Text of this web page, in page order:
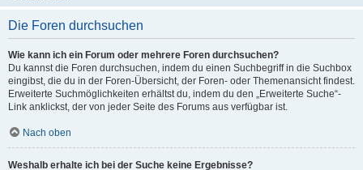
Die Foren durchsuchen
Wie kann ich ein Forum oder mehrere Foren durchsuchen?
Du kannst die Foren durchsuchen, indem du einen Suchbegriff in die Suchbox
eingibst, die du in der Foren-Übersicht, der Foren- oder Themenansicht findest.
Erweiterte Suchmöglichkeiten erhältst du, indem du den „Erweiterte Suche“-
Link anklickst, der von jeder Seite des Forums aus verfügbar ist.
Nach oben
Weshalb erhalte ich bei der Suche keine Ergebnisse?